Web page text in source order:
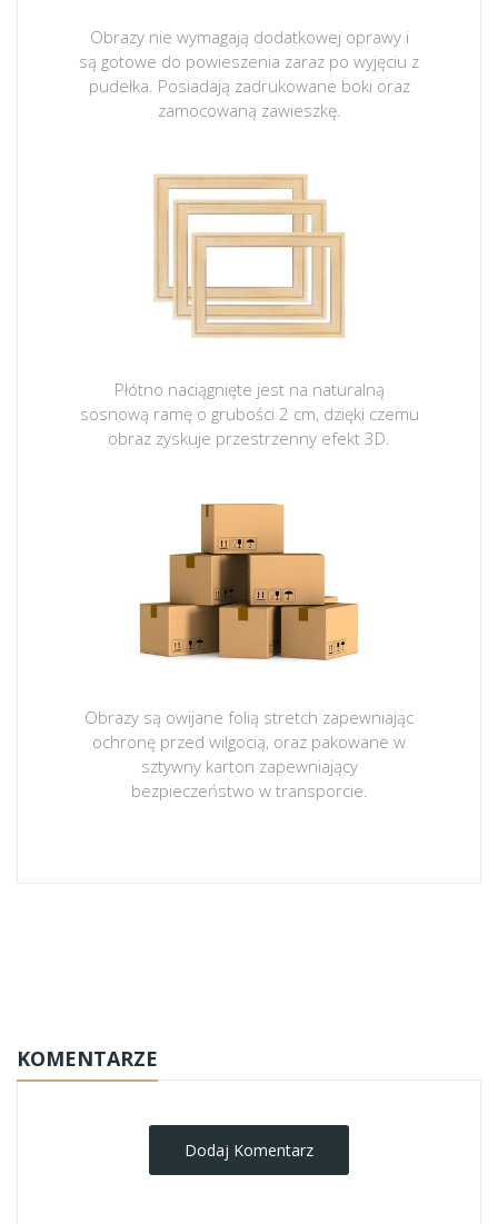
Obrazy nie wymagają dodatkowej oprawy i
są gotowe do powieszenia zaraz po wyjęciu z
pudełka. Posiadają zadrukowane boki oraz
zamocowaną zawieszkę.
Płótno naciągnięte jest na naturalną
sosnową ramę o grubości 2 cm, dzięki czemu
obraz zyskuje przestrzenny efekt 3D.
Obrazy są owijane folią stretch zapewniając
ochronę przed wilgocią, oraz pakowane w
sztywny karton zapewniający
bezpieczeństwo w transporcie.
KOMENTARZE
Dodaj Komentarz